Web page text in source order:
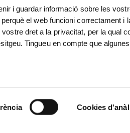
i guardar informació sobre les
el web funcioni correctament i
dret a la privacitat, per la qual
Tingueu en compte que
Cookies